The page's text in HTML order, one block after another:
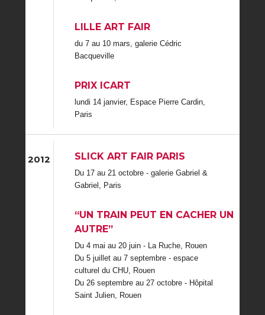
LILLE ART FAIR
du 7 au 10 mars, galerie Cédric
Bacqueville
PRIX ICART
lundi 14 janvier, Espace Pierre Cardin,
Paris
2012 SLICK ART FAIR PARIS
Du 17 au 21 octobre - galerie Gabriel &
Gabriel, Paris
“UN TRAIN PEUT EN CACHER UN
AUTRE”
Du 4 mai au 20 juin - La Ruche, Rouen
Du 5 juillet au 7 septembre - espace
culturel du CHU, Rouen
Du 26 septembre au 27 octobre - Hôpital
Saint Julien, Rouen